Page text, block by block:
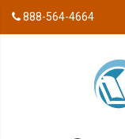
888-564-4664